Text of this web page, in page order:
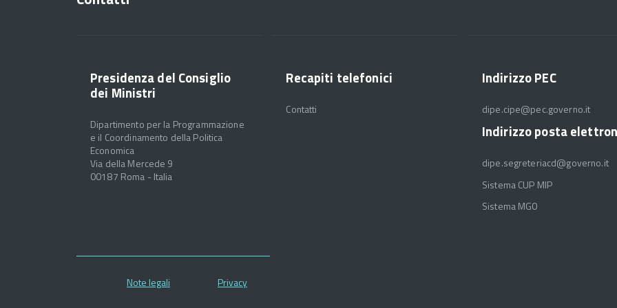
Presidenza del Consiglio
dei Ministri
Dipartimento per la Programmazione
e il Coordinamento della Politica
Economica
Via della Mercede 9
00187 Roma - Italia
Recapiti telefonici
Contatti
Indirizzo PEC
dipe.cipe@pec.governo.it
Indirizzo posta
dipe.segreteriacd@governo.it
Sistema CUP MIP
Sistema MGO
Note legali Privacy